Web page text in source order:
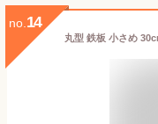
no. 14